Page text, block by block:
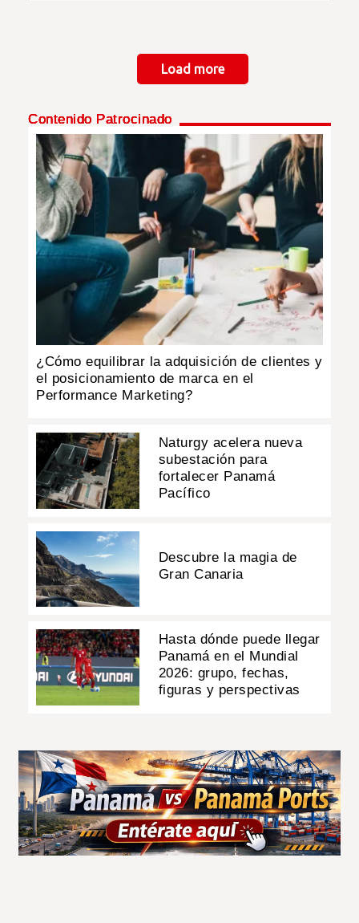
Load more
Contenido Patrocinado
¿Cómo equilibrar la adquisición de clientes y
el posicionamiento de marca en el
Performance Marketing?
Naturgy acelera nueva
subestación para
fortalecer Panamá
Pacífico
Descubre la magia de
Gran Canaria
Hasta dónde puede llegar
Panamá en el Mundial
2026: grupo, fechas,
figuras y perspectivas